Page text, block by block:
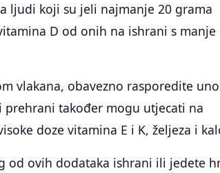
ljudi koji su jeli najmanje 20 grama
D od onih na ishrani s manje
vlakana, obavezno rasporedite
također mogu utjecati na
doze vitamina E i K, željeza i
od ovih dodataka ishrani ili jedete